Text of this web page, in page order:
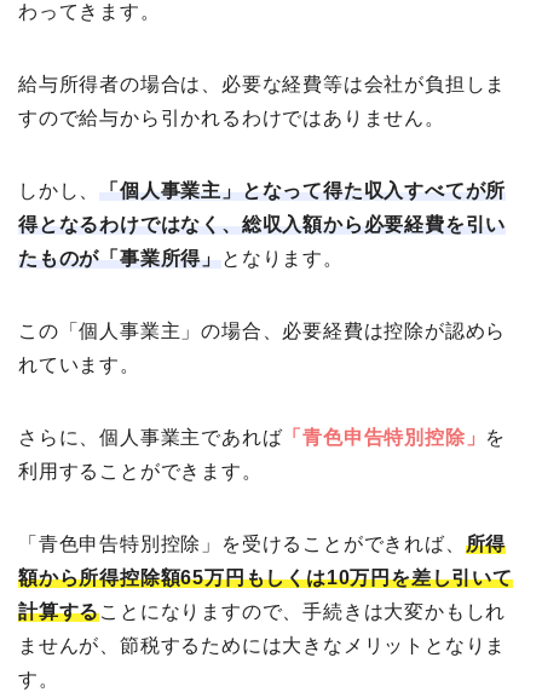
わってきます。
給与所得者の場合は、必要な経費等は会社が負担しま
すので給与から引かれるわけではありません。
しかし、
「個人事業主」となって得た収入すべてが所
得となるわけではなく、総収入額から必要経費を引い
たものが「事業所得」
となります。
この「個人事業主」の場合、必要経費は控除が認めら
れています。
さらに、個人事業主であれば 「青色申告特別控除」 を
利用することができます。
「青色申告特別控除」を受けることができれば、 所得
額から所得控除額65万円もしくは10万円を差し引いて
計算することになりますので、手続きは大変かもしれ
ませんが、節税するためには大きなメリットとなりま
す。